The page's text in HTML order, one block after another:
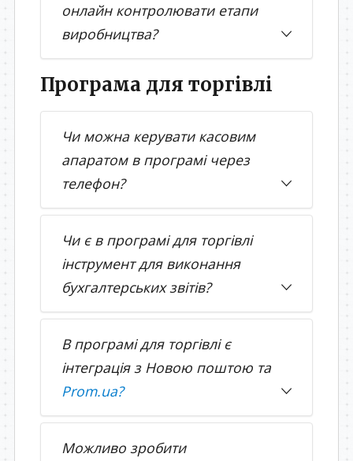
онлайн контролювати етапи
виробництва?
Програма для торгівлі
Чи можна керувати касовим
апаратом в програмі через
телефон?
Чи є в програмі для торгівлі
інструмент для виконання
бухгалтерських звітів?
В програмі для торгівлі є
інтеграція з Новою поштою та
Prom.ua?
Можливо зробити